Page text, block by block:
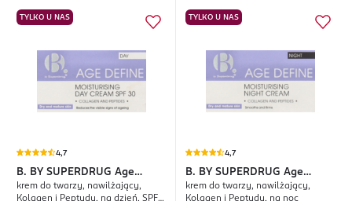
TYLKO U NAS
4,7
B. BY SUPERDRUG Age
Define
krem do twarzy, nawilżający,
Kolagen i Peptydy, na dzień, SPF
TYLKO U NAS
4,7
B. BY SUPERDRUG Age
Define
krem do twarzy, nawilżający,
Kolagen i Peptydy, na noc